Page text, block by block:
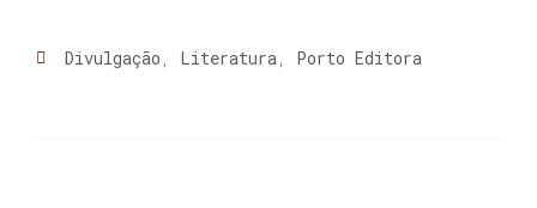
Divulgação Literatura Porto Editora